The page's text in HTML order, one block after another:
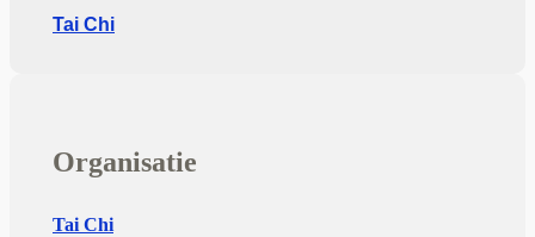
Tai Chi
Organisatie
Tai Chi